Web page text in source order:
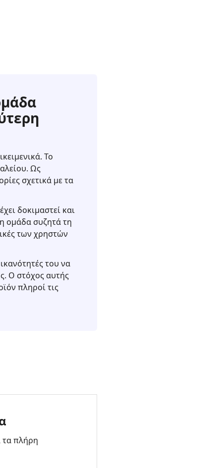
Το
Ως
σχετικά με τα
δοκιμαστεί και
ομάδα συζητά τη
των χρηστών
του να
Ο στόχος αυτής
πληροί τις
τα πλήρη